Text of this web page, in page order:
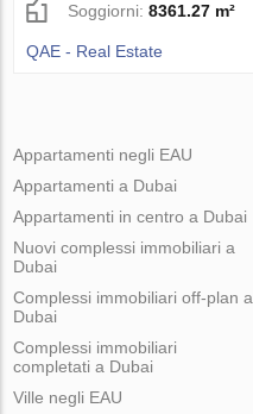
Soggiorni:8361.27 m²
QAE - Real Estate
Appartamenti negli EAU
Appartamenti a Dubai
Appartamenti in centro a Dubai
Nuovi complessi immobiliari a
Dubai
Complessi immobiliari off-plan a
Dubai
Complessi immobiliari
completati a Dubai
Ville negli EAU